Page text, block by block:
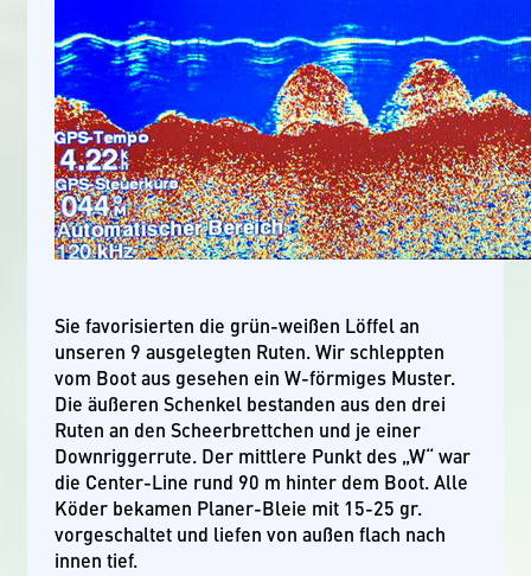
Sie favorisierten die grün-weißen Löffel an
unseren 9 ausgelegten Ruten. Wir schleppten
vom Boot aus gesehen ein W-förmiges Muster.
Die äußeren Schenkel bestanden aus den drei
Ruten an den Scheerbrettchen und je einer
Downriggerrute. Der mittlere Punkt des „W“ war
die Center-Line rund 90 m hinter dem Boot. Alle
Köder bekamen Planer-Bleie mit 15-25 gr.
vorgeschaltet und liefen von außen flach nach
innen tief.